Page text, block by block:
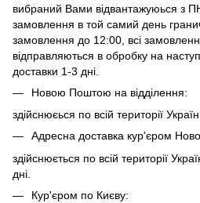
вибраний Вами відвантажуюься з
замовлення в той самий день
замовлення до 12:00, всі
відправляються в обробку на
доставки 1-3 дні.
Новою Поштою на відділення:
здійснюєься по всій території
Адресна доставка кур'єром
здійснюється по всій території
дні.
Кур'єром по Києву: